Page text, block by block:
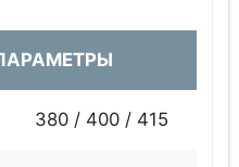
380 / 400 / 415